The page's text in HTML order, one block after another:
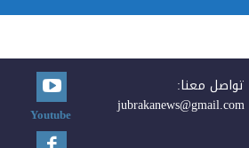
تواصل معنا:
jubrakanews@gmail.com
Youtube